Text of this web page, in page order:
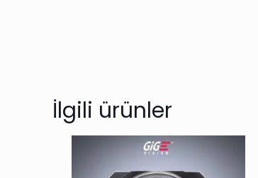
İlgili ürünler